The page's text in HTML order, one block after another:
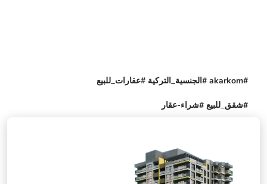
#akarkom #الجنسية_التركية #عقارات_للبيع
#شقق_للبيع #شراء-عقار